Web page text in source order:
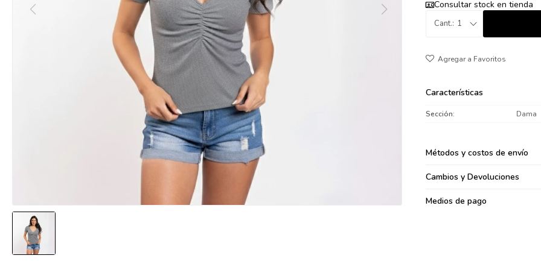
Consultar stock en tienda
1
Características
Sección Dama
Métodos y costos de envío
Cambios y Devoluciones
Medios de pago
095900371
095900382
094499894
095900369
096433997
094841050